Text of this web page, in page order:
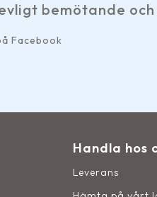
bemötande och
Handla hos
Leverans